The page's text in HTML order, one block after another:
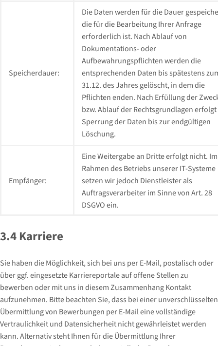
Speicherdauer:
Die Daten werden für die Dauer
die für die Bearbeitung Ihrer Anfrage
erforderlich ist. Nach Ablauf von
Dokumentations- oder
Aufbewahrungspflichten werden die
entsprechenden Daten bis spätestens
31.12. des Jahres gelöscht, in dem die
Pflichten enden. Nach Erfüllung der
bzw. Ablauf der Rechtsgrundlagen
Sperrung der Daten bis zur endgültigen
Löschung.
Empfänger:
Eine Weitergabe an Dritte erfolgt nicht. Im
Rahmen des Betriebs unserer IT-Systeme
setzen wir jedoch Dienstleister als
Auftragsverarbeiter im Sinne von Art. 28
DSGVO ein.
3.4 Karriere
Sie haben die Möglichkeit, sich bei uns per E-Mail, postalisch oder
über ggf. eingesetzte Karriereportale auf offene Stellen zu
bewerben oder mit uns in diesem Zusammenhang Kontakt
aufzunehmen. Bitte beachten Sie, dass bei einer unverschlüsselten
Übermittlung von Bewerbungen per E-Mail eine vollständige
Vertraulichkeit und Datensicherheit nicht gewährleistet werden
kann. Alternativ steht Ihnen für die Übermittlung Ihrer